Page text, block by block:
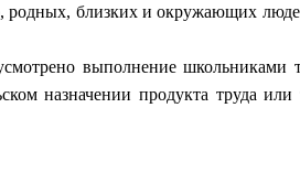
родных, близких и окружающих
выполнение школьниками
назначении продукта труда